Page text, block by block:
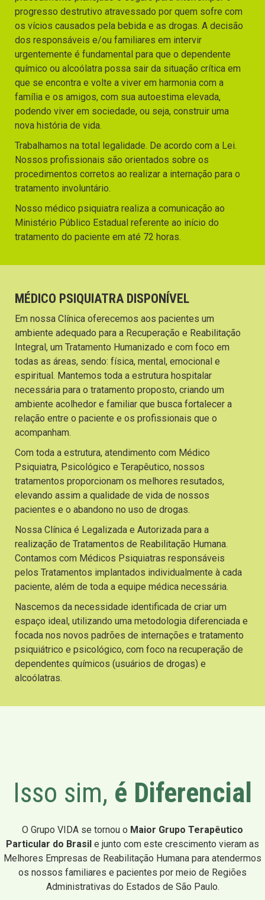
progresso destrutivo atravessado por quem sofre com
os vícios causados pela bebida e as drogas. A decisão
dos responsáveis e/ou familiares em intervir
urgentemente é fundamental para que o dependente
químico ou alcoólatra possa sair da situação crítica em
que se encontra e volte a viver em harmonia com a
família e os amigos, com sua autoestima elevada,
podendo viver em sociedade, ou seja, construir uma
nova história de vida.
Trabalhamos na total legalidade. De acordo com a Lei.
Nossos profissionais são orientados sobre os
procedimentos corretos ao realizar a internação para o
tratamento involuntário.
Nosso médico psiquiatra realiza a comunicação ao
Ministério Público Estadual referente ao início do
tratamento do paciente em até 72 horas.
MÉDICO PSIQUIATRA DISPONÍVEL
Em nossa Clínica oferecemos aos pacientes um
ambiente adequado para a Recuperação e Reabilitação
Integral, um Tratamento Humanizado e com foco em
todas as áreas, sendo: física, mental, emocional e
espiritual. Mantemos toda a estrutura hospitalar
necessária para o tratamento proposto, criando um
ambiente acolhedor e familiar que busca fortalecer a
relação entre o paciente e os profissionais que o
acompanham.
Com toda a estrutura, atendimento com Médico
Psiquiatra, Psicológico e Terapêutico, nossos
tratamentos proporcionam os melhores resutados,
elevando assim a qualidade de vida de nossos
pacientes e o abandono no uso de drogas.
Nossa Clínica é Legalizada e Autorizada para a
realização de Tratamentos de Reabilitação Humana.
Contamos com Médicos Psiquiatras responsáveis
pelos Tratamentos implantados individualmente à cada
paciente, além de toda a equipe médica necessária.
Nascemos da necessidade identificada de criar um
espaço ideal, utilizando uma metodologia diferenciada e
focada nos novos padrões de internações e tratamento
psiquiátrico e psicológico, com foco na recuperação de
dependentes químicos (usuários de drogas) e
alcoólatras.
Isso sim, é Diferencial
O Grupo VIDA se tornou o Maior Grupo Terapêutico
Particular do Brasil e junto com este crescimento vieram as
Melhores Empresas de Reabilitação Humana para atendermos
os nossos familiares e pacientes por meio de Regiões
Administrativas do Estados de São Paulo.